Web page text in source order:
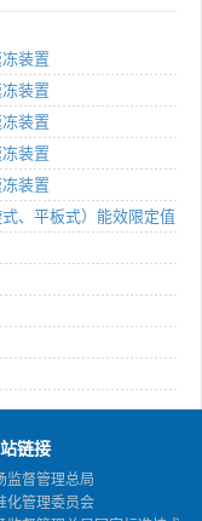
装置
装置
装置
装置
装置
、平板式）能效限定值
链接
监督管理总局
化管理委员会